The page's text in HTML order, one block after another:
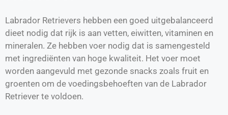
Labrador Retrievers hebben een goed uitgebalanceerd
dieet nodig dat rijk is aan vetten, eiwitten, vitaminen en
mineralen. Ze hebben voer nodig dat is samengesteld
met ingrediënten van hoge kwaliteit. Het voer moet
worden aangevuld met gezonde snacks zoals fruit en
groenten om de voedingsbehoeften van de Labrador
Retriever te voldoen.